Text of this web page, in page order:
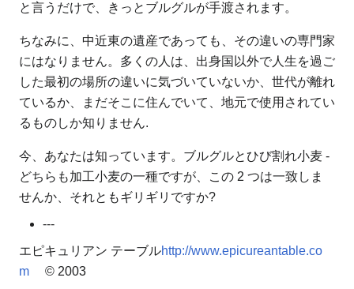
と言うだけで、きっとブルグルが手渡されます。
ちなみに、中近東の遺産であっても、その違いの専門家
にはなりません。多くの人は、出身国以外で人生を過ご
した最初の場所の違いに気づいていないか、世代が離れ
ているか、まだそこに住んでいて、地元で使用されてい
るものしか知りません.
今、あなたは知っています。ブルグルとひび割れ小麦 -
どちらも加工小麦の一種ですが、この 2 つは一致しま
せんか、それともギリギリですか?
---
エピキュリアン テーブルhttp://www.epicureantable.co
m
© 2003